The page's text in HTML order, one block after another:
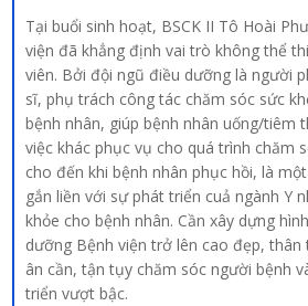
Tại buổi sinh hoạt, BSCK II Tô Hoài
viện đã khẳng định vai trò không thể
viên. Bởi đội ngũ điều dưỡng là người
sĩ, phụ trách công tác chăm sóc sức
bệnh nhân, giúp bệnh nhân uống/tiêm
việc khác phục vụ cho quá trình chăm
cho đến khi bệnh nhân phục hồi, là
gắn liền với sự phát triển cuả ngành Y
khỏe cho bệnh nhân. Cần xây dựng
dưỡng Bệnh viện trở lên cao đẹp, thân
ân cần, tận tụy chăm sóc người bệnh
triển vượt bậc.